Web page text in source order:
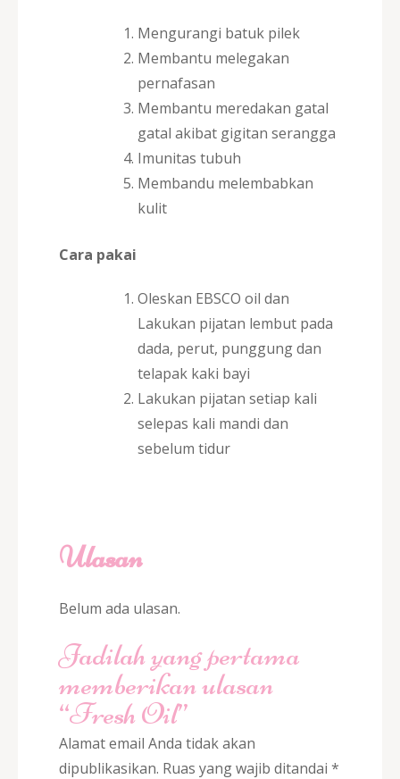
Mengurangi batuk pilek
Membantu melegakan
pernafasan
Membantu meredakan gatal
gatal akibat gigitan serangga
Imunitas tubuh
Membandu melembabkan
kulit
Cara pakai
Oleskan EBSCO oil dan
Lakukan pijatan lembut pada
dada, perut, punggung dan
telapak kaki bayi
Lakukan pijatan setiap kali
selepas kali mandi dan
sebelum tidur
Ulasan
Belum ada ulasan.
Jadilah yang pertama
memberikan ulasan
“Fresh Oil”
Alamat email Anda tidak akan
dipublikasikan. Ruas yang wajib ditandai *